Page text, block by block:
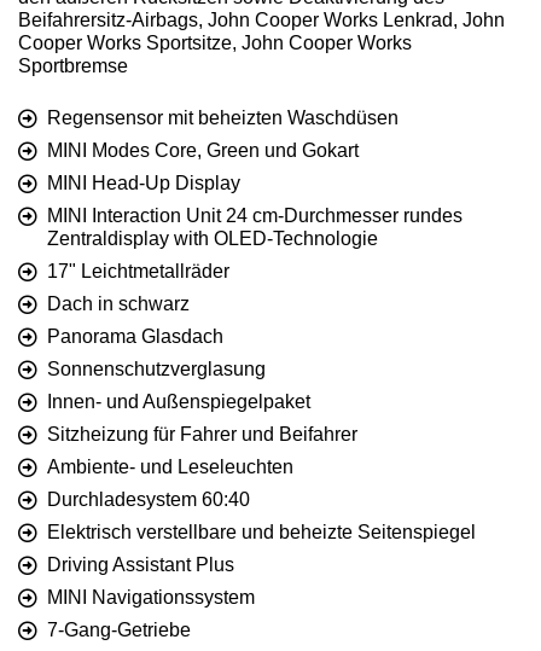
Beifahrersitz-Airbags, John Cooper Works Lenkrad, John
Cooper Works Sportsitze, John Cooper Works
Sportbremse
Regensensor mit beheizten Waschdüsen
MINI Modes Core, Green und Gokart
MINI Head-Up Display
MINI Interaction Unit 24 cm-Durchmesser rundes
Zentraldisplay with OLED-Technologie
17" Leichtmetallräder
Dach in schwarz
Panorama Glasdach
Sonnenschutzverglasung
Innen- und Außenspiegelpaket
Sitzheizung für Fahrer und Beifahrer
Ambiente- und Leseleuchten
Durchladesystem 60:40
Elektrisch verstellbare und beheizte Seitenspiegel
Driving Assistant Plus
MINI Navigationssystem
7-Gang-Getriebe